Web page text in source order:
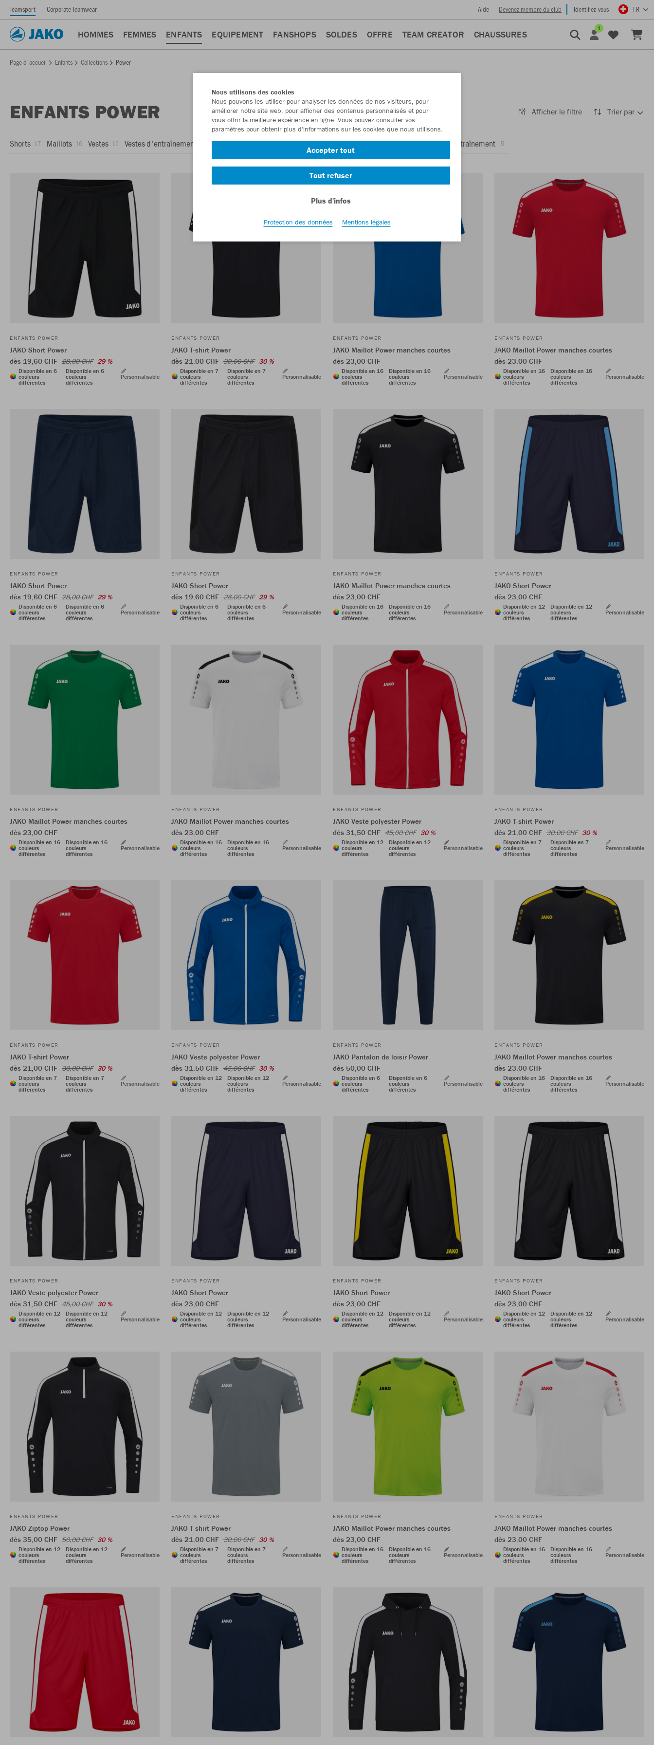
Teamsport Corporate Teamwear Aide Devenez membre du club Identifiez-vous FR
HOMMES FEMMES ENFANTS EQUIPEMENT FANSHOPS SOLDES OFFRE TEAM CREATOR CHAUSSURES
1
Page d'accueil Enfants Collections Power
ENFANTS POWER Afficher le filtre Trier par
Shorts 17 Maillots 16 Vestes 12 Vestes d'entraînement Ziptops 12 Polos 7 Sweats 7 T-shirts 7 Pantalons 5 Pantalons d'entraînement 5
ENFANTS POWER
JAKO Short Power
dès 19,60 CHF 28,00 CHF 29 %
Disponible en 6
couleurs
différentes
Disponible en 6
couleurs
différentes
Personnalisable
ENFANTS POWER
JAKO T-shirt Power
dès 21,00 CHF 30,00 CHF 30 %
Disponible en 7
couleurs
différentes
Disponible en 7
couleurs
différentes
Personnalisable
ENFANTS POWER
JAKO Maillot Power manches courtes
dès 23,00 CHF
Disponible en 16
couleurs
différentes
Disponible en 16
couleurs
différentes
Personnalisable
ENFANTS POWER
JAKO Maillot Power manches courtes
dès 23,00 CHF
Disponible en 16
couleurs
différentes
Disponible en 16
couleurs
différentes
Personnalisable
ENFANTS POWER
JAKO Short Power
dès 19,60 CHF 28,00 CHF 29 %
Disponible en 6
couleurs
différentes
Disponible en 6
couleurs
différentes
Personnalisable
ENFANTS POWER
JAKO Short Power
dès 19,60 CHF 28,00 CHF 29 %
Disponible en 6
couleurs
différentes
Disponible en 6
couleurs
différentes
Personnalisable
ENFANTS POWER
JAKO Maillot Power manches courtes
dès 23,00 CHF
Disponible en 16
couleurs
différentes
Disponible en 16
couleurs
différentes
Personnalisable
ENFANTS POWER
JAKO Short Power
dès 23,00 CHF
Disponible en 12
couleurs
différentes
Disponible en 12
couleurs
différentes
Personnalisable
ENFANTS POWER
JAKO Maillot Power manches courtes
dès 23,00 CHF
Disponible en 16
couleurs
différentes
Disponible en 16
couleurs
différentes
Personnalisable
ENFANTS POWER
JAKO Maillot Power manches courtes
dès 23,00 CHF
Disponible en 16
couleurs
différentes
Disponible en 16
couleurs
différentes
Personnalisable
ENFANTS POWER
JAKO Veste polyester Power
dès 31,50 CHF 45,00 CHF 30 %
Disponible en 12
couleurs
différentes
Disponible en 12
couleurs
différentes
Personnalisable
ENFANTS POWER
JAKO T-shirt Power
dès 21,00 CHF 30,00 CHF 30 %
Disponible en 7
couleurs
différentes
Disponible en 7
couleurs
différentes
Personnalisable
ENFANTS POWER
JAKO T-shirt Power
dès 21,00 CHF 30,00 CHF 30 %
Disponible en 7
couleurs
différentes
Disponible en 7
couleurs
différentes
Personnalisable
ENFANTS POWER
JAKO Veste polyester Power
dès 31,50 CHF 45,00 CHF 30 %
Disponible en 12
couleurs
différentes
Disponible en 12
couleurs
différentes
Personnalisable
ENFANTS POWER
JAKO Pantalon de loisir Power
dès 50,00 CHF
Disponible en 6
couleurs
différentes
Disponible en 6
couleurs
différentes
Personnalisable
ENFANTS POWER
JAKO Maillot Power manches courtes
dès 23,00 CHF
Disponible en 16
couleurs
différentes
Disponible en 16
couleurs
différentes
Personnalisable
ENFANTS POWER
JAKO Veste polyester Power
dès 31,50 CHF 45,00 CHF 30 %
Disponible en 12
couleurs
différentes
Disponible en 12
couleurs
différentes
Personnalisable
ENFANTS POWER
JAKO Short Power
dès 23,00 CHF
Disponible en 12
couleurs
différentes
Disponible en 12
couleurs
différentes
Personnalisable
ENFANTS POWER
JAKO Short Power
dès 23,00 CHF
Disponible en 12
couleurs
différentes
Disponible en 12
couleurs
différentes
Personnalisable
ENFANTS POWER
JAKO Short Power
dès 23,00 CHF
Disponible en 12
couleurs
différentes
Disponible en 12
couleurs
différentes
Personnalisable
ENFANTS POWER
JAKO Ziptop Power
dès 35,00 CHF 50,00 CHF 30 %
Disponible en 12
couleurs
différentes
Disponible en 12
couleurs
différentes
Personnalisable
ENFANTS POWER
JAKO T-shirt Power
dès 21,00 CHF 30,00 CHF 30 %
Disponible en 7
couleurs
différentes
Disponible en 7
couleurs
différentes
Personnalisable
ENFANTS POWER
JAKO Maillot Power manches courtes
dès 23,00 CHF
Disponible en 16
couleurs
différentes
Disponible en 16
couleurs
différentes
Personnalisable
ENFANTS POWER
JAKO Maillot Power manches courtes
dès 23,00 CHF
Disponible en 16
couleurs
différentes
Disponible en 16
couleurs
différentes
Personnalisable
Nous utilisons des cookies
Nous pouvons les utiliser pour analyser les données de nos visiteurs, pour
améliorer notre site web, pour afficher des contenus personnalisés et pour
vous offrir la meilleure expérience en ligne. Vous pouvez consulter vos
paramètres pour obtenir plus d'informations sur les cookies que nous utilisons.
Accepter tout
Tout refuser
Plus d'infos
Protection des données Mentions légales